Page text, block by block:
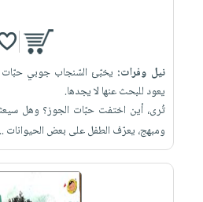
نيل وفرات: يخبّئ السّنجاب جوبي حبّات
يعود للبحث عنها لا يجدها.
تُرى، أين اختفت حبّات الجوز؟ وهل
ومبهج، يعرّف الطفل على بعض الحيوانات